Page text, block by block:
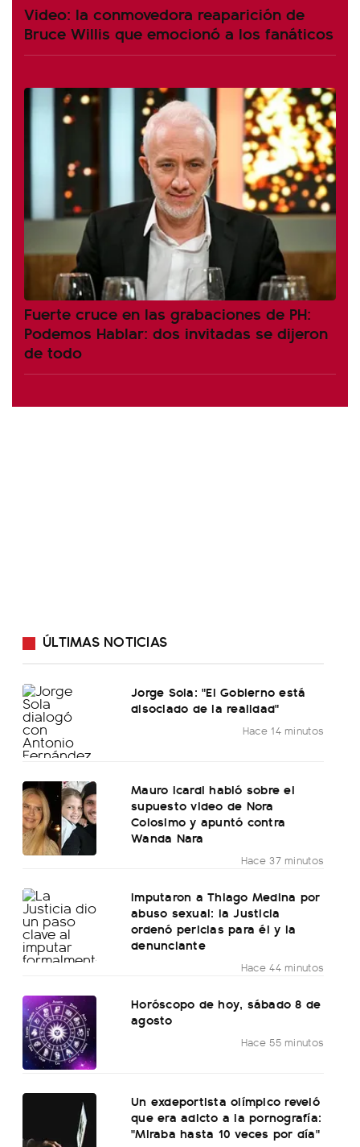
Video: la conmovedora reaparición de
Bruce Willis que emocionó a los fanáticos
Fuerte cruce en las grabaciones de PH:
Podemos Hablar: dos invitadas se dijeron
de todo
ÚLTIMAS NOTICIAS
Jorge Sola: "El Gobierno está
disociado de la realidad"
Hace 14 minutos
Mauro Icardi habló sobre el
supuesto video de Nora
Colosimo y apuntó contra
Wanda Nara
Hace 37 minutos
Imputaron a Thiago Medina por
abuso sexual: la Justicia
ordenó pericias para él y la
denunciante
Hace 44 minutos
Horóscopo de hoy, sábado 8 de
agosto
Hace 55 minutos
Un exdeportista olímpico reveló
que era adicto a la pornografía:
"Miraba hasta 10 veces por día"